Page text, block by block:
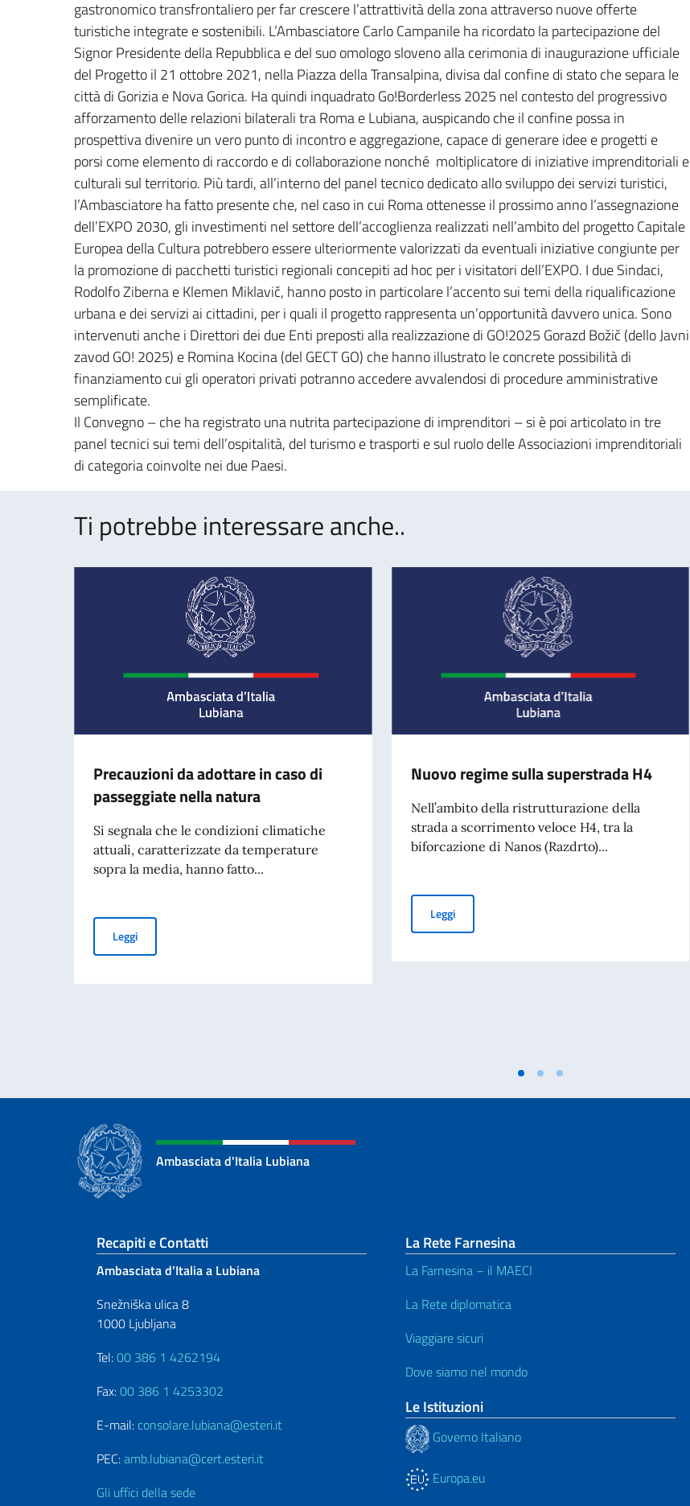
gastronomico transfrontaliero per far crescere l’attrattività della zona attraverso nuove offerte
turistiche integrate e sostenibili. L’Ambasciatore Carlo Campanile ha ricordato la partecipazione del
Signor Presidente della Repubblica e del suo omologo sloveno alla cerimonia di inaugurazione ufficiale
del Progetto il 21 ottobre 2021, nella Piazza della Transalpina, divisa dal confine di stato che separa le
città di Gorizia e Nova Gorica. Ha quindi inquadrato Go!Borderless 2025 nel contesto del progressivo
afforzamento delle relazioni bilaterali tra Roma e Lubiana, auspicando che il confine possa in
prospettiva divenire un vero punto di incontro e aggregazione, capace di generare idee e progetti e
porsi come elemento di raccordo e di collaborazione nonché moltiplicatore di iniziative imprenditoriali e
culturali sul territorio. Più tardi, all’interno del panel tecnico dedicato allo sviluppo dei servizi turistici,
l’Ambasciatore ha fatto presente che, nel caso in cui Roma ottenesse il prossimo anno l’assegnazione
dell’EXPO 2030, gli investimenti nel settore dell’accoglienza realizzati nell’ambito del progetto Capitale
Europea della Cultura potrebbero essere ulteriormente valorizzati da eventuali iniziative congiunte per
la promozione di pacchetti turistici regionali concepiti ad hoc per i visitatori dell’EXPO. I due Sindaci,
Rodolfo Ziberna e Klemen Miklavič, hanno posto in particolare l’accento sui temi della riqualificazione
urbana e dei servizi ai cittadini, per i quali il progetto rappresenta un’opportunità davvero unica. Sono
intervenuti anche i Direttori dei due Enti preposti alla realizzazione di GO!2025 Gorazd Božič (dello Javni
zavod GO! 2025) e Romina Kocina (del GECT GO) che hanno illustrato le concrete possibilità di
finanziamento cui gli operatori privati potranno accedere avvalendosi di procedure amministrative
semplificate.
Il Convegno – che ha registrato una nutrita partecipazione di imprenditori – si è poi articolato in tre
panel tecnici sui temi dell’ospitalità, del turismo e trasporti e sul ruolo delle Associazioni imprenditoriali
di categoria coinvolte nei due Paesi.
Ti potrebbe interessare anche..
Precauzioni da adottare in caso di
passeggiate nella natura
Si segnala che le condizioni climatiche
attuali, caratterizzate da temperature
sopra la media, hanno fatto...
LeggiPrecauzioni da adottare in caso di passeggiate nella natura
Nuovo regime sulla superstrada H4
Nell’ambito della ristrutturazione della
strada a scorrimento veloce H4, tra la
biforcazione di Nanos (Razdrto)...
LeggiNuovo regime sulla superstrada H4
Ambasciata d'Italia Lubiana
Sezione footer
Recapiti e Contatti
Ambasciata d’Italia a Lubiana
Snežniška ulica 8
1000 Ljubljana
Tel:00 386 1 4262194
Fax:00 386 1 4253302
E-mail: consolare.lubiana@esteri.it
PEC:amb.lubiana@cert.esteri.it
Gli uffici della sede
La Rete Farnesina
La Farnesina – il MAECI
La Rete diplomatica
Viaggiare sicuri
Dove siamo nel mondo
Le Istituzioni
Governo Italiano
Europa.eu